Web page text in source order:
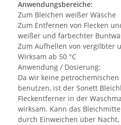
Anwendungsbereiche:
Zum Bleichen weißer Wäsche
Zum Entfernen von Flecken
weißer und farbechter
Zum Aufhellen von vergilbter
Wirksam ab 50 °C
Anwendung / Dosierung:
Da wir keine
benutzen, ist der Sonett
Fleckentferner in der
wirksam. Kann das
durch Einweichen über Nacht,